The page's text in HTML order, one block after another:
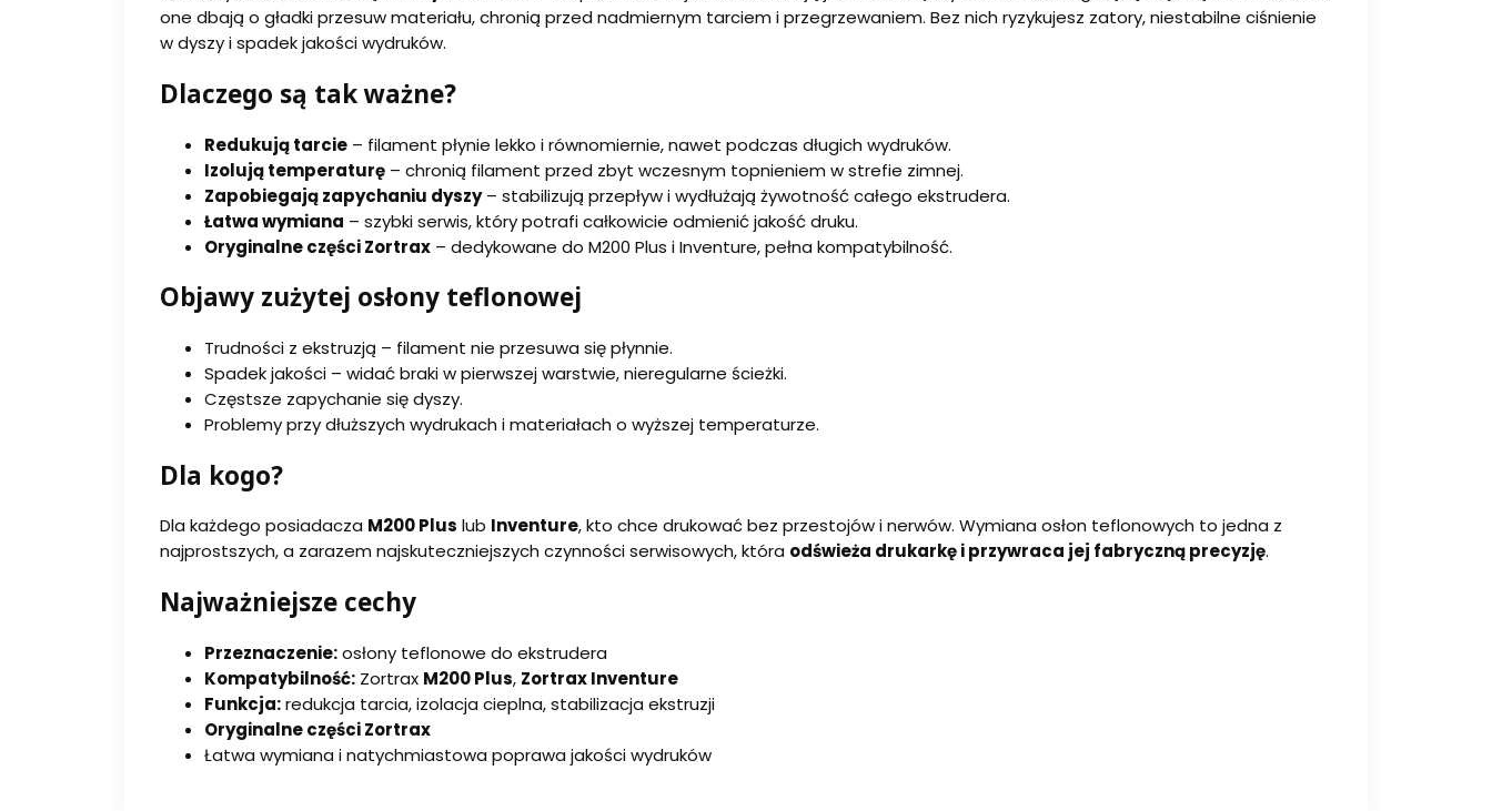
one dbają o gładki przesuw materiału, chronią przed nadmiernym tarciem i przegrzewaniem. Bez nich ryzykujesz zatory, niestabilne ciśnienie
w dyszy i spadek jakości wydruków.
Dlaczego są tak ważne?
Redukują tarcie – filament płynie lekko i równomiernie, nawet podczas długich wydruków.
Izolują temperaturę – chronią filament przed zbyt wczesnym topnieniem w strefie zimnej.
Zapobiegają zapychaniu dyszy– stabilizują przepływ i wydłużają żywotność całego ekstrudera.
Łatwa wymiana – szybki serwis, który potrafi całkowicie odmienić jakość druku.
Oryginalne części Zortrax – dedykowane do M200 Plus i Inventure, pełna kompatybilność.
Objawy zużytej osłony teflonowej
Trudności z ekstruzją – filament nie przesuwa się płynnie.
Spadek jakości – widać braki w pierwszej warstwie, nieregularne ścieżki.
Częstsze zapychanie się dyszy.
Problemy przy dłuższych wydrukach i materiałach o wyższej temperaturze.
Dla kogo?
Dla każdego posiadacza M200 Plus lub Inventure, kto chce drukować bez przestojów i nerwów. Wymiana osłon teflonowych to jedna z
najprostszych, a zarazem najskuteczniejszych czynności serwisowych, która odświeża drukarkę i przywraca jej fabryczną precyzję.
Najważniejsze cechy
Przeznaczenie:osłony teflonowe do ekstrudera
Kompatybilność: Zortrax M200 Plus, Zortrax Inventure
Funkcja:redukcja tarcia, izolacja cieplna, stabilizacja ekstruzji
Oryginalne części Zortrax
Łatwa wymiana i natychmiastowa poprawa jakości wydruków